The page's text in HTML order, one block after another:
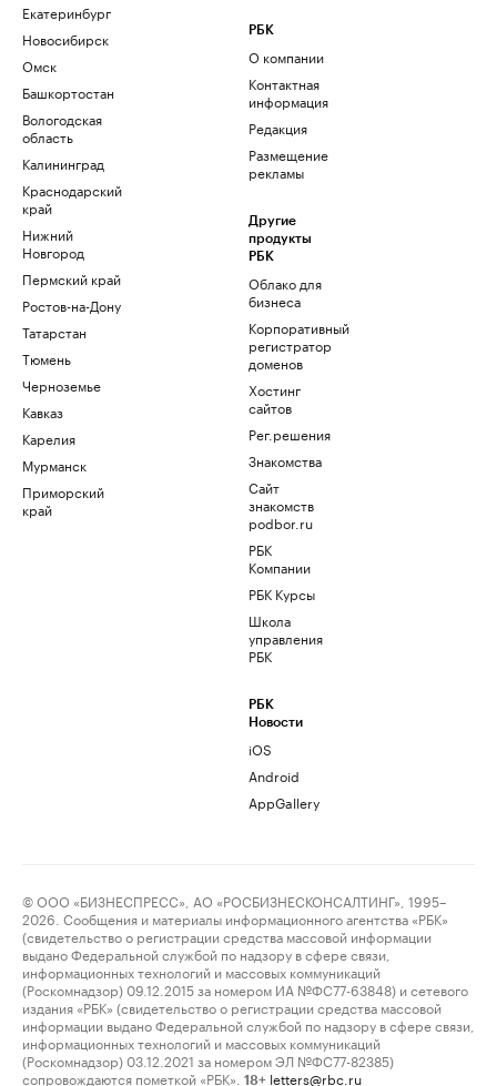
Екатеринбург
Новосибирск
Омск
Башкортостан
Вологодская
область
Калининград
Краснодарский
край
Нижний
Новгород
Пермский край
Ростов-на-Дону
Татарстан
Тюмень
Черноземье
Кавказ
Карелия
Мурманск
Приморский
край
РБК
О компании
Контактная
информация
Редакция
Размещение
рекламы
Другие
продукты
РБК
Облако для
бизнеса
Корпоративный
регистратор
доменов
Хостинг
сайтов
Рег.решения
Знакомства
Сайт
знакомств
podbor.ru
РБК
Компании
РБК Курсы
Школа
управления
РБК
РБК
Новости
iOS
Android
AppGallery
© ООО «БИЗНЕСПРЕСС», АО «РОСБИЗНЕСКОНСАЛТИНГ», 1995–
2026. Сообщения и материалы информационного агентства «РБК»
(свидетельство о регистрации средства массовой информации
выдано Федеральной службой по надзору в сфере связи,
информационных технологий и массовых коммуникаций
(Роскомнадзор) 09.12.2015 за номером ИА №ФС77-63848) и сетевого
издания «РБК» (свидетельство о регистрации средства массовой
информации выдано Федеральной службой по надзору в сфере связи,
информационных технологий и массовых коммуникаций
(Роскомнадзор) 03.12.2021 за номером ЭЛ №ФС77-82385)
сопровождаются пометкой «РБК».
18+ letters@rbc.ru